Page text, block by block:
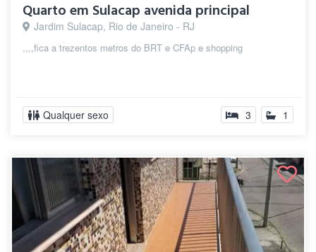
Quarto em Sulacap avenida principal
Jardim Sulacap, Rio de Janeiro - RJ
,,,,fica a trezentos metros do BRT e CFAp e shopping
Qualquer sexo 3 1